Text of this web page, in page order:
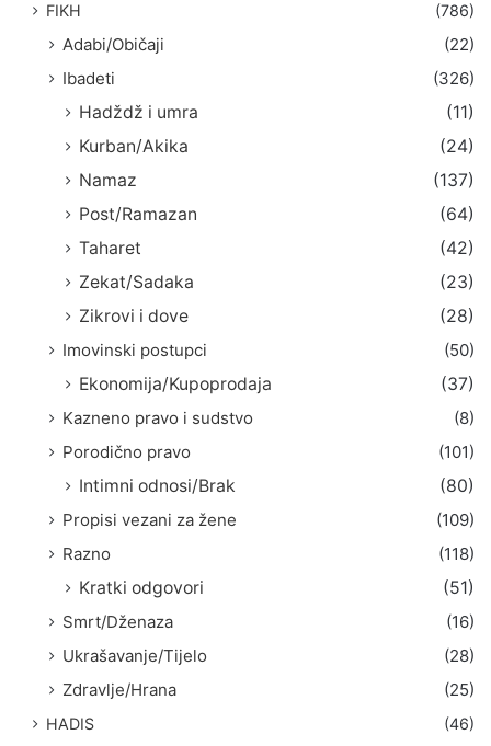
FIKH (786)
Adabi/Običaji
(22)
Ibadeti
(326)
Hadždž i umra
(11)
Kurban/Akika
(24)
Namaz
(137)
Post/Ramazan
(64)
Taharet
(42)
Zekat/Sadaka
(23)
Zikrovi i dove
(28)
Imovinski postupci
(50)
Ekonomija/Kupoprodaja
(37)
Kazneno pravo i sudstvo
(8)
Porodično pravo
(101)
Intimni odnosi/Brak
(80)
Propisi vezani za žene
(109)
Razno
(118)
Kratki odgovori
(51)
Smrt/Dženaza
(16)
Ukrašavanje/Tijelo
(28)
Zdravlje/Hrana
(25)
HADIS (46)